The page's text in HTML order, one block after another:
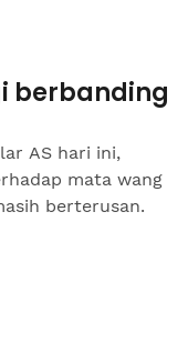
berbanding
AS hari ini,
mata wang
berterusan.